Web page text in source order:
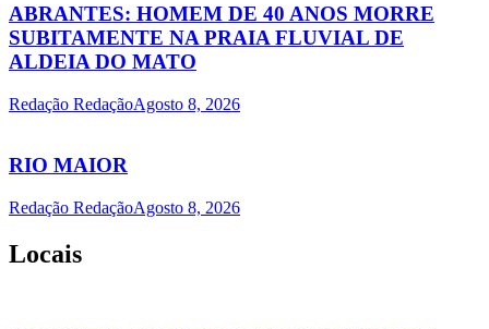
ABRANTES: HOMEM DE 40 ANOS MORRE
SUBITAMENTE NA PRAIA FLUVIAL DE
ALDEIA DO MATO
Redação RedaçãoAgosto 8, 2026
RIO MAIOR
Redação RedaçãoAgosto 8, 2026
Locais